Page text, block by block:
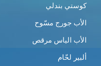
كوستي بندلي
الأب جورج مسّوح
الأب الياس مرقص
ألبير لحّام